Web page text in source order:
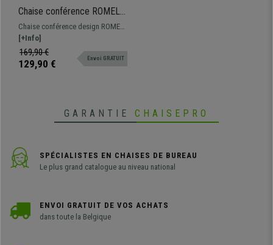
Chaise conférence ROMEL
AVEC ACCOUDOIRS CUIR,
Rembourrage Commode,
Empilable, Piétement Noir,
Bleu
Chaise conférence design ROMEL
AVEC ACCOUDOIRS CUIR pratique
et fonctionnelle. Rembourrage
confortable tapissé en cuir,
[+Info]
169,90 €
129,90 € Envoi GRATUIT
GARANTIE CHAISEPRO
SPÉCIALISTES EN CHAISES DE BUREAU
Le plus grand catalogue au niveau national
ENVOI GRATUIT DE VOS ACHATS
dans toute la Belgique